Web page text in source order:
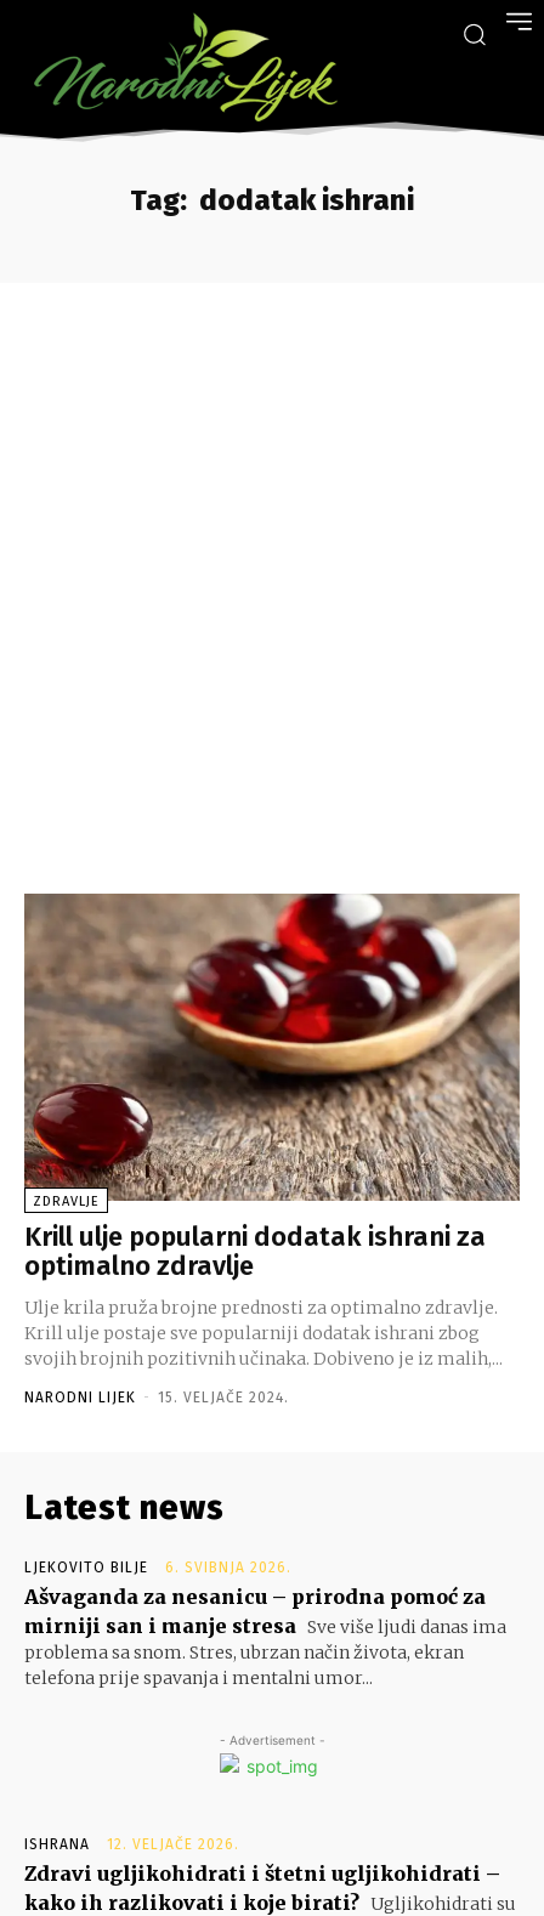
Tag: dodatak ishrani
ZDRAVLJE
Krill ulje popularni dodatak ishrani za
optimalno zdravlje
Ulje krila pruža brojne prednosti za optimalno zdravlje.
Krill ulje postaje sve popularniji dodatak ishrani zbog
svojih brojnih pozitivnih učinaka. Dobiveno je iz malih,...
NARODNI LIJEK - 15. VELJAČE 2024.
Latest news
LJEKOVITO BILJE 6. SVIBNJA 2026.
Ašvaganda za nesanicu – prirodna pomoć za
mirniji san i manje stresa Sve više ljudi danas ima
problema sa snom. Stres, ubrzan način života, ekran
telefona prije spavanja i mentalni umor...
- Advertisement -
ISHRANA 12. VELJAČE 2026.
Zdravi ugljikohidrati i štetni ugljikohidrati –
kako ih razlikovati i koje birati? Ugljikohidrati su